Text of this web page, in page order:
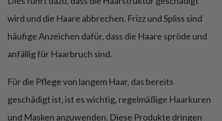
wird und die Haare abbrechen. Frizz und Spliss sind
häufige Anzeichen dafür, dass die Haare spröde und
anfällig für Haarbruch sind.
Für die Pflege von langem Haar, das bereits
geschädigt ist, ist es wichtig, regelmäßige Haarkuren
und Masken anzuwenden. Diese Produkte dringen